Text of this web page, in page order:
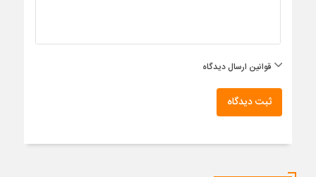
قوانین ارسال دیدگاه
ثبت دیدگاه